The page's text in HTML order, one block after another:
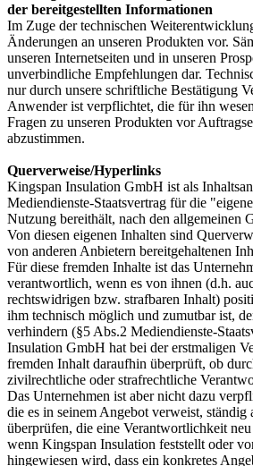
der bereitgestellten Informationen
Im Zuge der technischen
Änderungen an unseren Produkten vor.
unseren Internetseiten und in unseren
unverbindliche Empfehlungen dar.
nur durch unsere schriftliche Bestätigung
Anwender ist verpflichtet, die für ihn
Fragen zu unseren Produkten vor
abzustimmen.
Querverweise/Hyperlinks
Kingspan Insulation GmbH ist als
Mediendienste-Staatsvertrag für die
Nutzung bereithält, nach den allgemeinen
Von diesen eigenen Inhalten sind
von anderen Anbietern bereitgehaltenen
Für diese fremden Inhalte ist das
verantwortlich, wenn es von ihnen (d.h.
rechtswidrigen bzw. strafbaren Inhalt)
ihm technisch möglich und zumutbar ist,
verhindern (§5 Abs.2 Mediendienste-
Insulation GmbH hat bei der erstmaligen
fremden Inhalt daraufhin überprüft, ob
zivilrechtliche oder strafrechtliche
Das Unternehmen ist aber nicht dazu
die es in seinem Angebot verweist, ständig
überprüfen, die eine Verantwortlichkeit
wenn Kingspan Insulation feststellt oder
hingewiesen wird, dass ein konkretes